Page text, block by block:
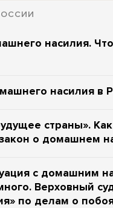
насилия.
насилия в
страны».
о домашнем
с домашним
Верховный
по делам о